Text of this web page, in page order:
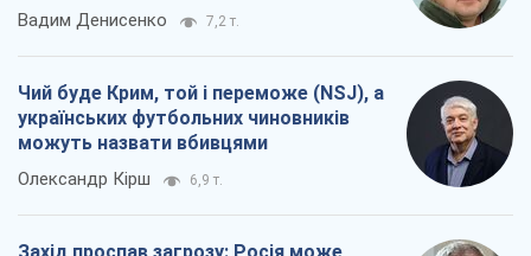
Вадим Денисенко 7,2 т.
Чий буде Крим, той і переможе (NSJ), а
українських футбольних чиновників
можуть назвати вбивцями
Олександр Кірш 6,9 т.